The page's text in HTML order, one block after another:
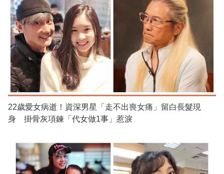
22歲愛女病逝！資深男星「走不出喪女痛」留白長髮現
身 掛骨灰項鍊「代女做1事」惹淚